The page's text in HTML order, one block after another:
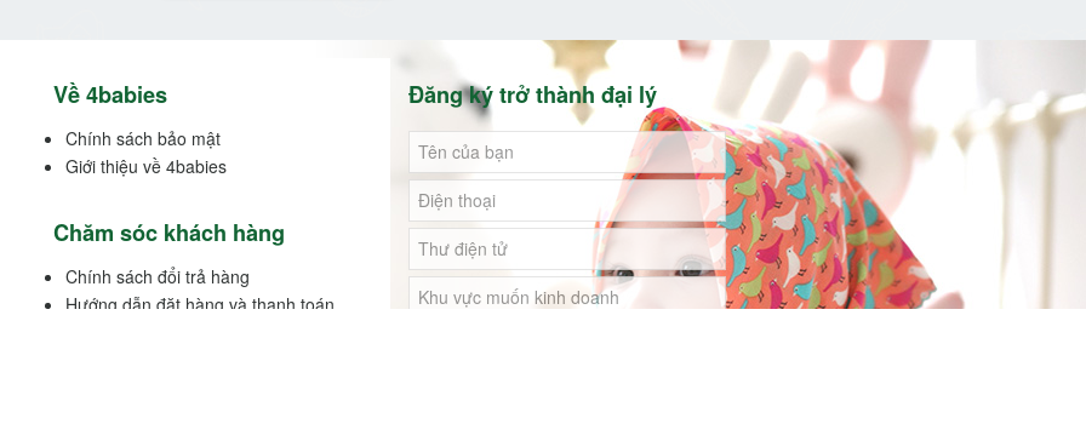
Đăng ký trở thành đại lý
Về 4babies
Chính sách bảo mật
Giới thiệu về 4babies
Chăm sóc khách hàng
Chính sách đổi trả hàng
Hướng dẫn đặt hàng và thanh toán